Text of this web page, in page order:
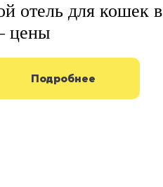
отель для кошек в
цены
Подробнее